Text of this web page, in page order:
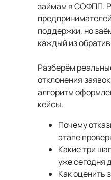
займам в СОФПП.
поддержки, но
каждый из
Разберём
отклонения
алгоритм
кейсы.
Почему
этапе
Какие три
уже сегодня
Как оценить